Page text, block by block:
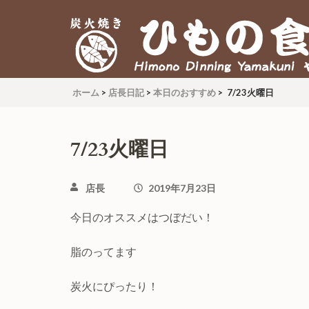
炭火焼 ひもの食堂 ヤマク
ホーム > 店長日記 > 本日のおすすめ > 7/23火曜日
7/23火曜日
店長 2019年7月23日
今日のオススメはつぼだい！
脂のってます
炭火にぴったり！